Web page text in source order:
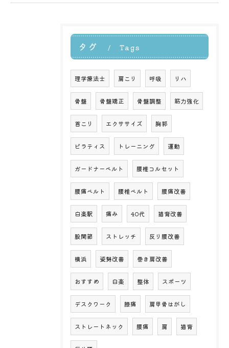
タグ Tags
理学療法士 肩こり 呼吸 リハ
骨盤 骨盤矯正 骨盤調整 筋力強化
首こり エクササイズ 胸郭
ピラティス トレーニング 運動
ガードナーベルト 腰椎コルセット
腰痛ベルト 腰椎ベルト 腰痛改善
白楽駅 痛み 40代 猫背改善
股関節 ストレッチ 反り腰改善
横浜 姿勢改善 巻き肩改善
おすすめ 白楽 整体 スポーツ
デスクワーク 膝痛 肩甲骨はがし
ストレートネック 腰痛 肩 猫背